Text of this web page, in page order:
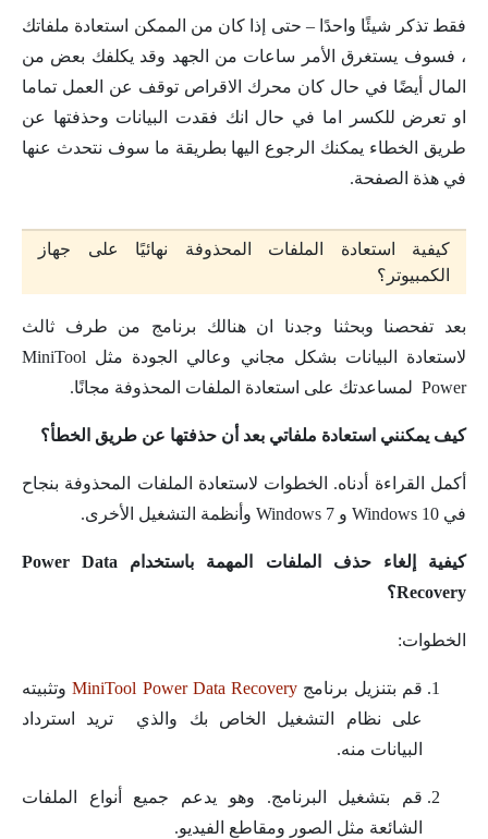
فقط تذكر شيئًا واحدًا – حتى إذا كان من الممكن استعادة ملفاتك
، فسوف يستغرق الأمر ساعات من الجهد وقد يكلفك بعض من
المال أيضًا في حال كان محرك الاقراص توقف عن العمل تماما
او تعرض للكسر اما في حال انك فقدت البيانات وحذفتها عن
طريق الخطاء يمكنك الرجوع اليها بطريقة ما سوف نتحدث عنها
في هذة الصفحة.
كيفية استعادة الملفات المحذوفة نهائيًا على جهاز
الكمبيوتر؟
بعد تفحصنا وبحثنا وجدنا ان هنالك برنامج من طرف ثالث
لاستعادة البيانات بشكل مجاني وعالي الجودة مثل MiniTool
Power لمساعدتك على استعادة الملفات المحذوفة مجانًا.
كيف يمكنني استعادة ملفاتي بعد أن حذفتها عن طريق الخطأ؟
أكمل القراءة أدناه. الخطوات لاستعادة الملفات المحذوفة بنجاح
في Windows 10 و Windows 7 وأنظمة التشغيل الأخرى.
كيفية إلغاء حذف الملفات المهمة باستخدام Power Data
Recovery؟
الخطوات:
قم بتنزيل برنامج MiniTool Power Data Recoveryوتثبيته
على نظام التشغيل الخاص بك والذي تريد استرداد
البيانات منه.
قم بتشغيل البرنامج. وهو يدعم جميع أنواع الملفات
الشائعة مثل الصور ومقاطع الفيديو.